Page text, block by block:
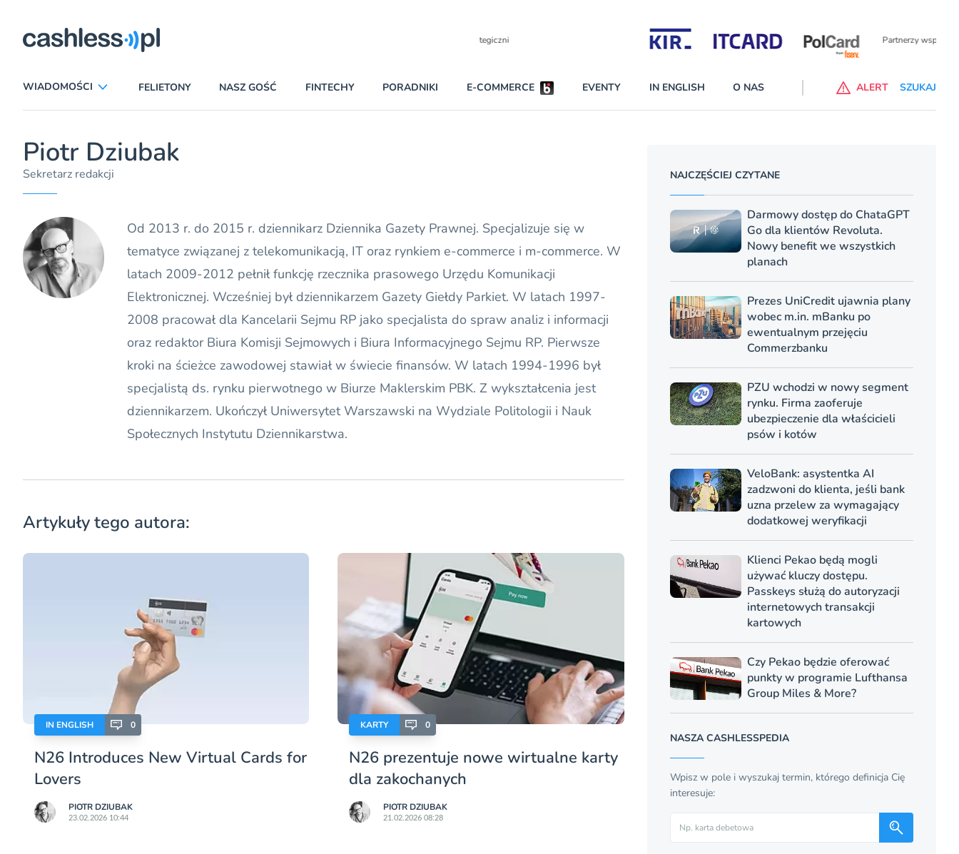
Partnerzy wspierający
WIADOMOŚCI
CIEKAWOSTKI
PROMOCJE
TEMAT DNIA
E-COMMERCE
PŁATNOŚCI MOBILNE
RAPORTY SPECJALNE
Czytaj więcej
FELIETONY NASZ GOŚĆ FINTECHY PORADNIKI E-COMMERCE EVENTY IN ENGLISH O NAS ALERT SZUKAJ
Piotr Dziubak
Sekretarz redakcji
Od 2013 r. do 2015 r. dziennikarz Dziennika Gazety Prawnej. Specjalizuje się w
tematyce związanej z telekomunikacją, IT oraz rynkiem e-commerce i m-commerce. W
latach 2009-2012 pełnił funkcję rzecznika prasowego Urzędu Komunikacji
Elektronicznej. Wcześniej był dziennikarzem Gazety Giełdy Parkiet. W latach 1997-
2008 pracował dla Kancelarii Sejmu RP jako specjalista do spraw analiz i informacji
oraz redaktor Biura Komisji Sejmowych i Biura Informacyjnego Sejmu RP. Pierwsze
kroki na ścieżce zawodowej stawiał w świecie finansów. W latach 1994-1996 był
specjalistą ds. rynku pierwotnego w Biurze Maklerskim PBK. Z wykształcenia jest
dziennikarzem. Ukończył Uniwersytet Warszawski na Wydziale Politologii i Nauk
Społecznych Instytutu Dziennikarstwa.
Artykuły tego autora:
IN ENGLISH 0
N26 Introduces New Virtual Cards for
Lovers
PIOTR DZIUBAK
23.02.2026 10:44
KARTY 0
N26 prezentuje nowe wirtualne karty
dla zakochanych
PIOTR DZIUBAK
21.02.2026 08:28
NAJCZĘŚCIEJ CZYTANE
Darmowy dostęp do ChataGPT
Go dla klientów Revoluta.
Nowy benefit we wszystkich
planach
Prezes UniCredit ujawnia plany
wobec m.in. mBanku po
ewentualnym przejęciu
Commerzbanku
PZU wchodzi w nowy segment
rynku. Firma zaoferuje
ubezpieczenie dla właścicieli
psów i kotów
VeloBank: asystentka AI
zadzwoni do klienta, jeśli bank
uzna przelew za wymagający
dodatkowej weryfikacji
Klienci Pekao będą mogli
używać kluczy dostępu.
Passkeys służą do autoryzacji
internetowych transakcji
kartowych
Czy Pekao będzie oferować
punkty w programie Lufthansa
Group Miles & More?
NASZA CASHLESSPEDIA
Wpisz w pole i wyszukaj termin, którego definicja Cię
interesuje: